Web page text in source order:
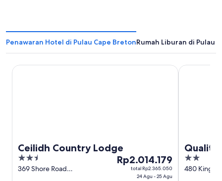
r
u
a
b
Penawaran Hotel di Pulau Cape BretonRumah Liburan di Pulau
Ceilidh Country Lodge
2.5
out
369 Shore Road
Harga
Rp2.014.179
Rp2.014.179
total Rp2.365.050
24 Agu - 25 Agu
Ceilidh Country Lodge
Quality
2
out
480 Kings
Quality Inn